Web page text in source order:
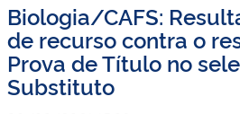
Biologia/CAFS:
de recurso contra o
Prova de Título no
Substituto